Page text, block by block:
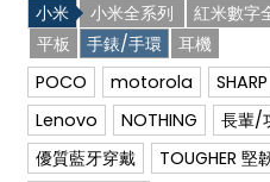
小米
小米全系列 紅米數字
平板
手錶/手環
耳機
POCO
motorola SHARP
Lenovo
NOTHING 長輩/
優質藍牙穿戴
TOUGHER 堅